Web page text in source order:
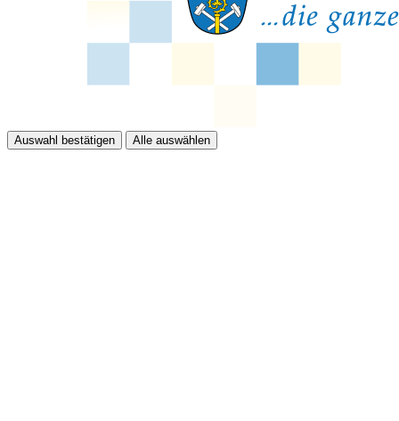
Auswahl bestätigen Alle auswählen